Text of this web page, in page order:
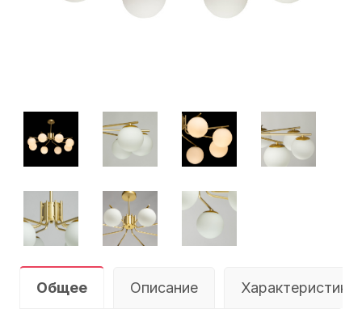
Общее Описание Характеристики